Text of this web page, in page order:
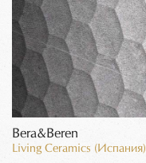
Bera&Beren
Living Ceramics (Испания)